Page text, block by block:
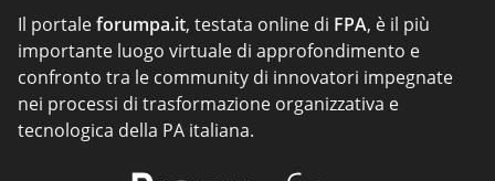
Il portaleforumpa.it, testata online di FPA, è il più
importante luogo virtuale di approfondimento e
confronto tra le community di innovatori impegnate
nei processi di trasformazione organizzativa e
tecnologica della PA italiana.